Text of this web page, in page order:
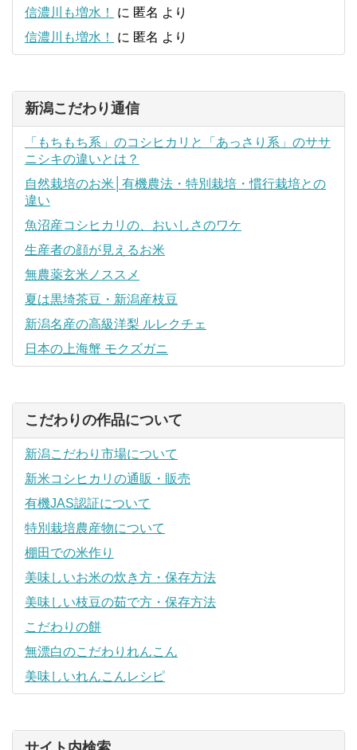
信濃川も増水！ に 匿名 より
信濃川も増水！
に 匿名 より
新潟こだわり通信
「もちもち系」のコシヒカリと「あっさり系」のササ
ニシキの違いとは？
自然栽培のお米│有機農法・特別栽培・慣行栽培との
違い
魚沼産コシヒカリの、おいしさのワケ
生産者の顔が見えるお米
無農薬玄米ノススメ
夏は黒埼茶豆・新潟産枝豆
新潟名産の高級洋梨 ルレクチェ
日本の上海蟹 モクズガニ
こだわりの作品について
新潟こだわり市場について
新米コシヒカリの通販・販売
有機JAS認証について
特別栽培農産物について
棚田での米作り
美味しいお米の炊き方・保存方法
美味しい枝豆の茹で方・保存方法
こだわりの餅
無漂白のこだわりれんこん
美味しいれんこんレシピ